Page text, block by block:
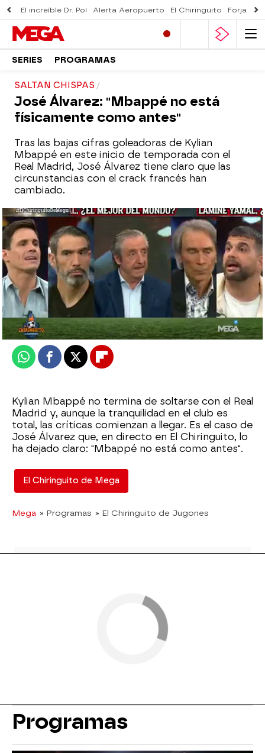
El increíble Dr. Pol Alerta Aeropuerto El Chiringuito Forjado
SERIES PROGRAMAS
SALTAN CHISPAS
José Álvarez: "Mbappé no está
físicamente como antes"
Tras las bajas cifras goleadoras de Kylian
Mbappé en este inicio de temporada con el
Real Madrid, José Álvarez tiene claro que las
circunstancias con el crack francés han
cambiado.
El Chiringuito
Publicado:19 de noviembre de 2024, 01:30
WhatsappFacebook
X Flipboard
Kylian Mbappé no termina de soltarse con el Real
Madrid y, aunque la tranquilidad en el club es
total, las críticas comienzan a llegar. Es el caso de
José Álvarez que, en directo en El Chiringuito, lo
ha dejado claro: "Mbappé no está como antes".
El Chiringuito de Mega
Mega » Programas » El Chiringuito de Jugones
Programas